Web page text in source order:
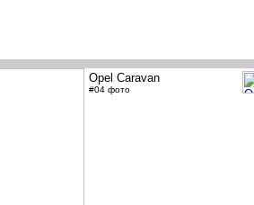
Opel Caravan
#04 фото